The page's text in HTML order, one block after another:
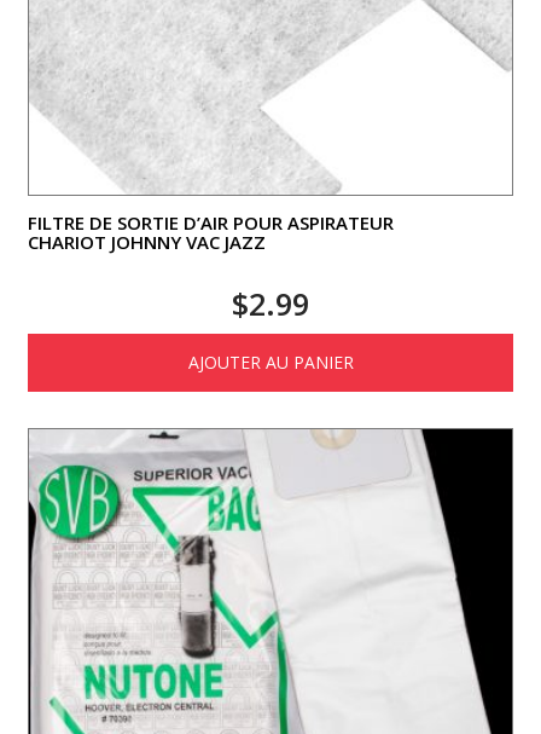
FILTRE DE SORTIE D’AIR POUR ASPIRATEUR
CHARIOT JOHNNY VAC JAZZ
$2.99
AJOUTER AU PANIER